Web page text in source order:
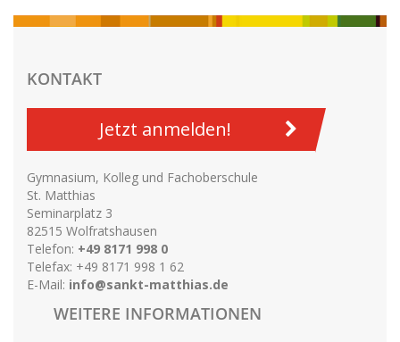
KONTAKT
Jetzt anmelden!
Gymnasium, Kolleg und Fachoberschule
St. Matthias
Seminarplatz 3
82515 Wolfratshausen
Telefon: +49 8171 998 0
Telefax: +49 8171 998 1 62
E-Mail: info@sankt-matthias.de
WEITERE INFORMATIONEN